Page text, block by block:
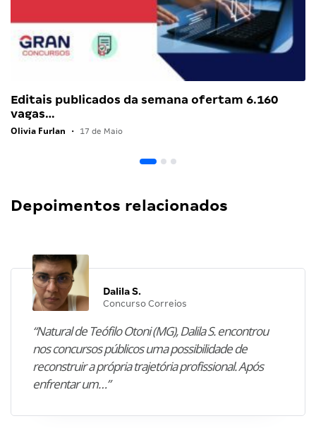
Editais publicados da semana ofertam 6.160
vagas…
Olivia Furlan • 17 de Maio
Depoimentos relacionados
Dalila S.
Concurso Correios
“Natural de Teófilo Otoni (MG), Dalila S. encontrou
nos concursos públicos uma possibilidade de
reconstruir a própria trajetória profissional. Após
enfrentar um…”